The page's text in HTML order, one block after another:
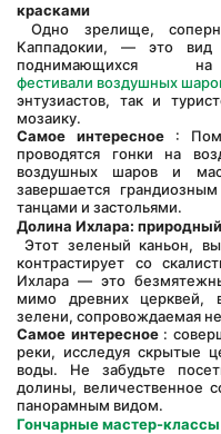
красками
Одно зрелище, соперничающее с красотой пейзажей
Каппадокии, — это вид
поднимающихся
фестивали воздушных
энтузиастов, так и
мозаику.
Самое интересное :
проводятся гонки на
воздушных шаров и
завершается
танцами и застольями.
Долина Ихлара:
Этот зеленый каньон, вырезанный рекой Мелендиз, резко
контрастирует со
Ихлара — это
мимо древних церквей,
зелени, сопровождаемая
Самое интересное :
реки, исследуя скрытые
воды. Не забудьте
долины, величественное
панорамным видом.
Гончарные мастер-